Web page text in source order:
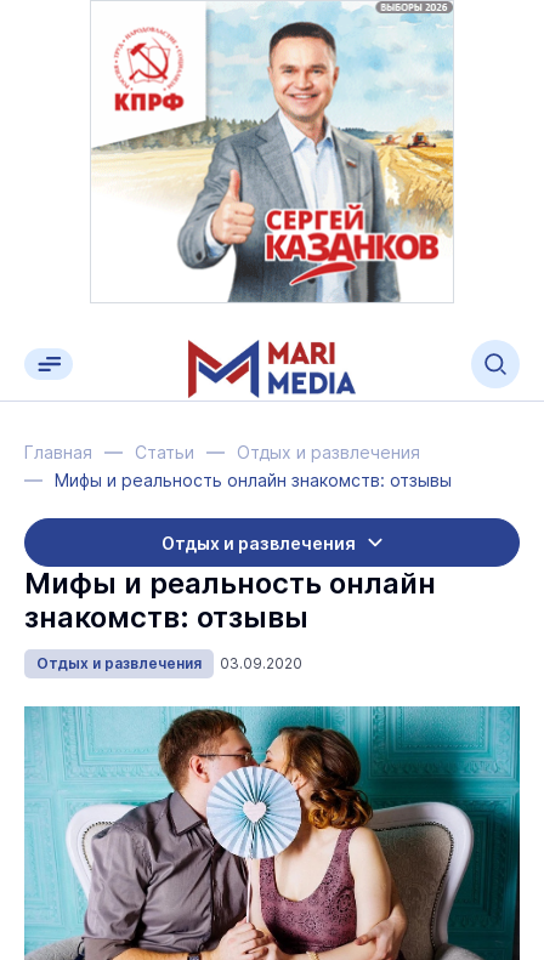
Главная Статьи
Отдых и развлечения
Мифы и реальность онлайн знакомств: отзывы
Отдых и развлечения
Мифы и реальность онлайн
знакомств: отзывы
Отдых и развлечения 03.09.2020